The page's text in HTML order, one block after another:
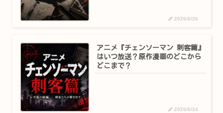
2026/6/26
アニメ『チェンソーマン 刺客篇』
はいつ放送？原作漫画のどこから
どこまで？
2026/6/24